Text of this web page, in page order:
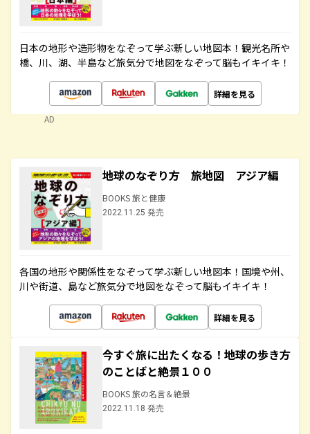
日本の地形や造形物をなぞって学ぶ新しい地図本！観光名所や
橋、川、湖、半島など旅気分で地図をなぞって脳もイキイキ！
詳細を見る
AD
地球のなぞり方 旅地図 アジア編
BOOKS 旅と健康
2022.11.25 発売
各国の地形や関係性をなぞって学ぶ新しい地図本！国境や州、
川や街道、島など旅気分で地図をなぞって脳もイキイキ！
詳細を見る
今すぐ旅に出たくなる！地球の歩き方
のことばと絶景１００
BOOKS 旅の名言＆絶景
2022.11.18 発売